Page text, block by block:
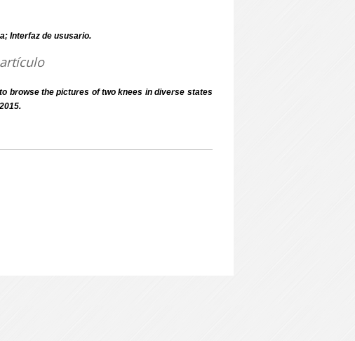
Interfaz de ususario.
to browse the pictures of two knees in diverse states